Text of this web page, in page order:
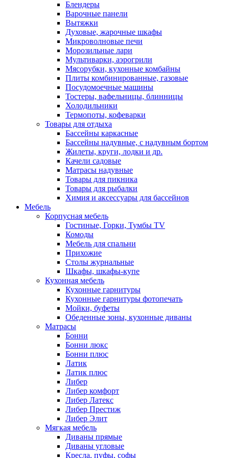
Блендеры
Варочные панели
Вытяжки
Духовые, жарочные шкафы
Микроволновые печи
Морозильные лари
Мультиварки, аэрогрили
Мясорубки, кухонные комбайны
Плиты комбинированные, газовые
Посудомоечные машины
Тостеры, вафельницы, блинницы
Холодильники
Термопоты, кофеварки
Товары для отдыха
Бассейны каркасные
Бассейны надувные, с надувным бортом
Жилеты, круги, лодки и др.
Качели садовые
Матрасы надувные
Товары для пикника
Товары для рыбалки
Химия и аксессуары для бассейнов
Мебель
Корпусная мебель
Гостиные, Горки, Тумбы TV
Комоды
Мебель для спальни
Прихожие
Столы журнальные
Шкафы, шкафы-купе
Кухонная мебель
Кухонные гарнитуры
Кухонные гарнитуры фотопечать
Мойки, буфеты
Обеденные зоны, кухонные диваны
Матрасы
Бонни
Бонни люкс
Бонни плюс
Латик
Латик плюс
Либер
Либер комфорт
Либер Латекс
Либер Престиж
Либер Элит
Мягкая мебель
Диваны прямые
Диваны угловые
Кресла, пуфы, софы